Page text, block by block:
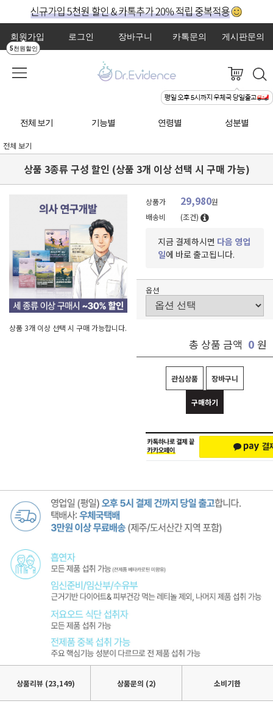
회원가입
5천원할인
로그인 장바구니 카톡문의 게시판문의
전체 보기 기능별 연령별 성분별
전체 보기
상품 3종류 구성 할인 (상품 3개 이상 선택 시 구매 가능)
상품 3개 이상 선택 시 구매 가능합니다.
상품가 29,980원
배송비
(조건)
지금 결제하시면 다음 영업
일에 바로 출고됩니다.
옵션
총 상품 금액 0 원
관심상품 장바구니
구매하기
상품리뷰 (23,149) 상품문의 (2) 소비기한